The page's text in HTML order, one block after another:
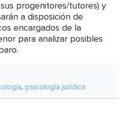
progenitores/tutores) y
a disposición de
encargados de la
para analizar posibles
,psicología jurídica